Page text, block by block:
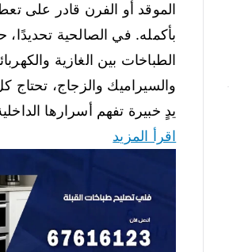
الموقد أو الفرن قادر على
بأكمله. في الصالحية تحديدًا،
الطباخات بين الغازية
والسيراميك والزجاج، تحتاج
يدٍ خبيرة تفهم أسرارها
اقرأ المزيد